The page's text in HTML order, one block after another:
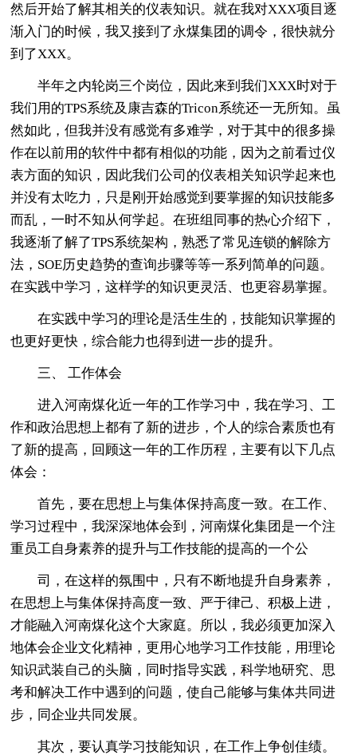
然后开始了解其相关的仪表知识。就在我对XXX项目逐
渐入门的时候，我又接到了永煤集团的调令，很快就分
到了XXX。
半年之内轮岗三个岗位，因此来到我们XXX时对于
我们用的TPS系统及康吉森的Tricon系统还一无所知。虽
然如此，但我并没有感觉有多难学，对于其中的很多操
作在以前用的软件中都有相似的功能，因为之前看过仪
表方面的知识，因此我们公司的仪表相关知识学起来也
并没有太吃力，只是刚开始感觉到要掌握的知识技能多
而乱，一时不知从何学起。在班组同事的热心介绍下，
我逐渐了解了TPS系统架构，熟悉了常见连锁的解除方
法，SOE历史趋势的查询步骤等等一系列简单的问题。
在实践中学习，这样学的知识更灵活、也更容易掌握。
在实践中学习的理论是活生生的，技能知识掌握的
也更好更快，综合能力也得到进一步的提升。
三、 工作体会
进入河南煤化近一年的工作学习中，我在学习、工
作和政治思想上都有了新的进步，个人的综合素质也有
了新的提高，回顾这一年的工作历程，主要有以下几点
体会：
首先，要在思想上与集体保持高度一致。在工作、
学习过程中，我深深地体会到，河南煤化集团是一个注
重员工自身素养的提升与工作技能的提高的一个公
司，在这样的氛围中，只有不断地提升自身素养，
在思想上与集体保持高度一致、严于律己、积极上进，
才能融入河南煤化这个大家庭。所以，我必须更加深入
地体会企业文化精神，更用心地学习工作技能，用理论
知识武装自己的头脑，同时指导实践，科学地研究、思
考和解决工作中遇到的问题，使自己能够与集体共同进
步，同企业共同发展。
其次，要认真学习技能知识，在工作上争创佳绩。